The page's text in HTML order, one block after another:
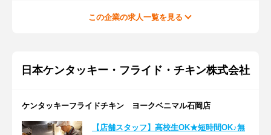
この企業の求人一覧を見る
日本ケンタッキー・フライド・チキン株式会社
ケンタッキーフライドチキン ヨークベニマル石岡店
【店舗スタッフ】高校生OK★短時間OK♪無